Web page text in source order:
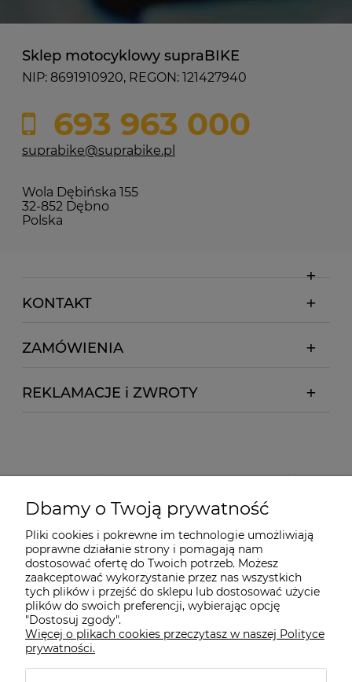
Sklep motocyklowy supraBIKE
NIP: 8691910920, REGON: 121427940
693 963 000
suprabike@suprabike.pl
Wola Dębińska 155
32-852 Dębno
Polska
KONTAKT
ZAMÓWIENIA
REKLAMACJE i ZWROTY
Dbamy o Twoją prywatność
Pliki cookies i pokrewne im technologie umożliwiają
poprawne działanie strony i pomagają nam
dostosować ofertę do Twoich potrzeb. Możesz
zaakceptować wykorzystanie przez nas wszystkich
tych plików i przejść do sklepu lub dostosować użycie
plików do swoich preferencji, wybierając opcję
"Dostosuj zgody".
Więcej o plikach cookies przeczytasz w naszej Polityce
prywatności.